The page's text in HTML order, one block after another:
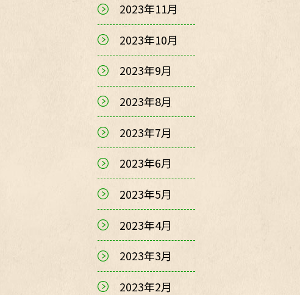
2023年11月
2023年10月
2023年9月
2023年8月
2023年7月
2023年6月
2023年5月
2023年4月
2023年3月
2023年2月